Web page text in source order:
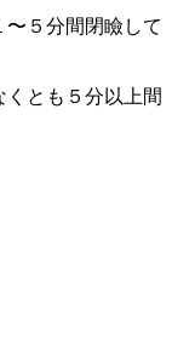
５分間閉瞼して
とも５分以上間